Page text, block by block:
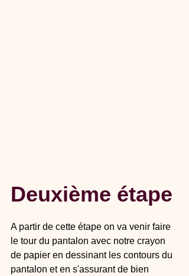
Deuxième étape
A partir de cette étape on va venir faire
le tour du pantalon avec notre crayon
de papier en dessinant les contours du
pantalon et en s'assurant de bien